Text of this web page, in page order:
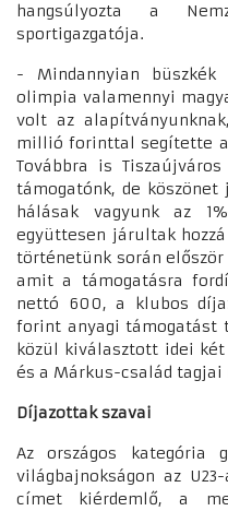
hangsúlyozta a
sportigazgatója.
- Mindannyian
olimpia valamennyi
volt az
millió forinttal segítette
Továbbra is
támogatónk, de
hálásak vagyunk az
együttesen járultak
történetünk során
amit a támogatásra
nettó 600, a klubos
forint anyagi támogatást
közül kiválasztott idei két
és a Márkus-család
Díjazottak szavai
Az országos kategória
világbajnokságon az
címet kiérdemlő, a